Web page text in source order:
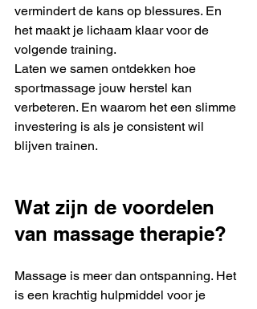
vermindert de kans op blessures. En
het maakt je lichaam klaar voor de
volgende training.
Laten we samen ontdekken hoe
sportmassage jouw herstel kan
verbeteren. En waarom het een slimme
investering is als je consistent wil
blijven trainen.
Wat zijn de voordelen
van massage therapie?
Massage is meer dan ontspanning. Het
is een krachtig hulpmiddel voor je